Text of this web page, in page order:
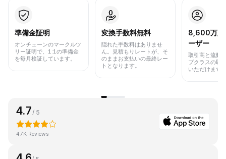
準備金証明
オンチェーンのマークルツ
リー証明で、1:1の準備金
を毎月検証しています。
変換手数料無料
隠れた手数料はありませ
ん。見積もりレートが、そ
のままお支払いの最終レー
トとなります。
8,600万人
ーザー
取引高と流動
プクラスの取
いただけます
4.7/ 5
47K Reviews